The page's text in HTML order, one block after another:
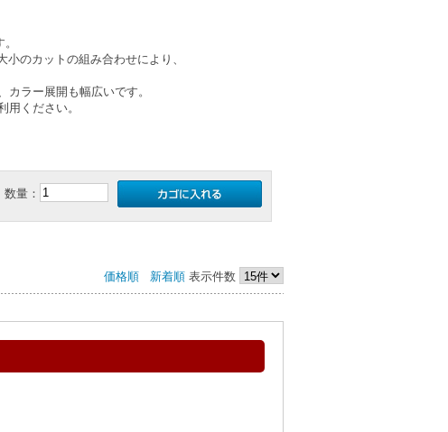
のカットの組み合わせにより、
ラー展開も幅広いです。
ください。
数量：
価格順 新着順 表示件数